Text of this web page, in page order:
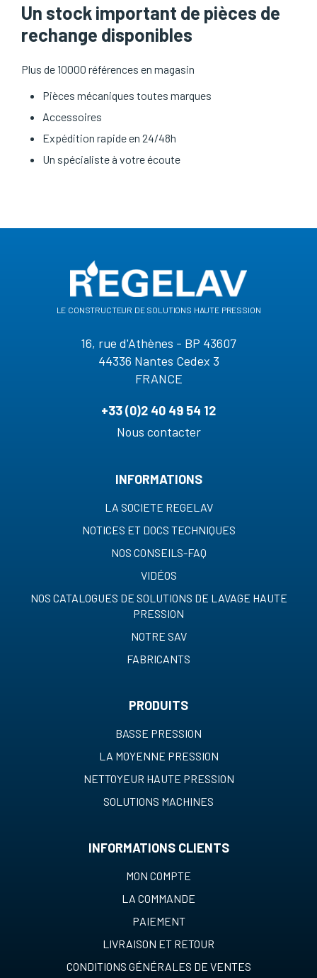
Un stock important de pièces de
rechange disponibles
Plus de 10000 références en magasin
Pièces mécaniques toutes marques
Accessoires
Expédition rapide en 24/48h
Un spécialiste à votre écoute
le constructeur de solutions haute pression
16, rue d'Athènes - BP 43607
44336 Nantes Cedex 3
FRANCE
+33 (0)2 40 49 54 12
Nous contacter
INFORMATIONS
LA SOCIETE REGELAV
NOTICES ET DOCS TECHNIQUES
NOS CONSEILS-FAQ
VIDÉOS
NOS CATALOGUES DE SOLUTIONS DE LAVAGE HAUTE
PRESSION
NOTRE SAV
FABRICANTS
PRODUITS
BASSE PRESSION
LA MOYENNE PRESSION
NETTOYEUR HAUTE PRESSION
SOLUTIONS MACHINES
INFORMATIONS CLIENTS
MON COMPTE
LA COMMANDE
PAIEMENT
LIVRAISON ET RETOUR
CONDITIONS GÉNÉRALES DE VENTES